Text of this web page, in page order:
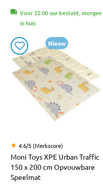
Voor 22:00 uur besteld, morgen
in huis
Nieuw
4.6/5 (Merkscore)
Moni Toys XPE Urban Traffic
150 x 200 cm Opvouwbare
Speelmat